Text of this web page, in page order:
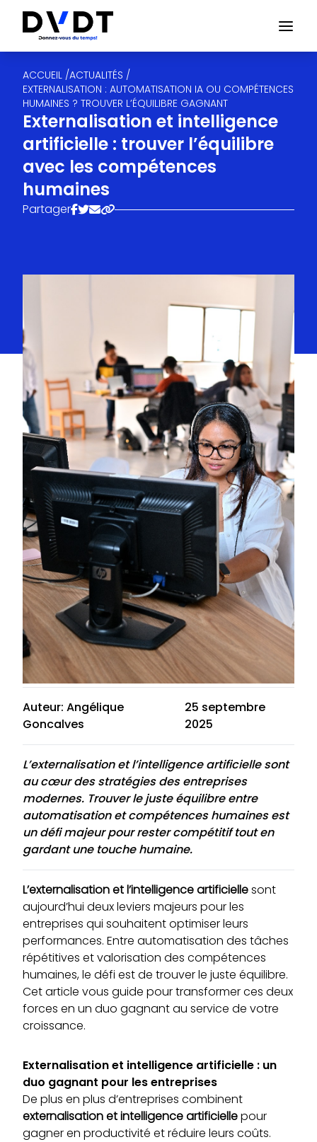
ACCUEIL /ACTUALITÉS /
EXTERNALISATION : AUTOMATISATION IA OU COMPÉTENCES
HUMAINES ? TROUVER L’ÉQUILIBRE GAGNANT
Externalisation et intelligence
artificielle : trouver l’équilibre
avec les compétences
humaines
Partager
Auteur: Angélique
Goncalves
25 septembre
2025
L’externalisation et l’intelligence artificielle sont
au cœur des stratégies des entreprises
modernes. Trouver le juste équilibre entre
automatisation et compétences humaines est
un défi majeur pour rester compétitif tout en
gardant une touche humaine.
L’externalisation et l’intelligence artificiellesont
aujourd’hui deux leviers majeurs pour les
entreprises qui souhaitent optimiser leurs
performances. Entre automatisation des tâches
répétitives et valorisation des compétences
humaines, le défi est de trouver le juste équilibre.
Cet article vous guide pour transformer ces deux
forces en un duo gagnant au service de votre
croissance.
Externalisation et intelligence artificielle : un
duo gagnant pour les entreprises
De plus en plus d’entreprises combinent
externalisation et intelligence artificiellepour
gagner en productivité et réduire leurs coûts.